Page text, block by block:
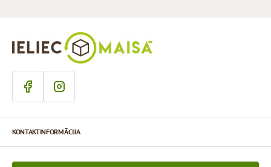
KONTAKTINFORMĀCIJA